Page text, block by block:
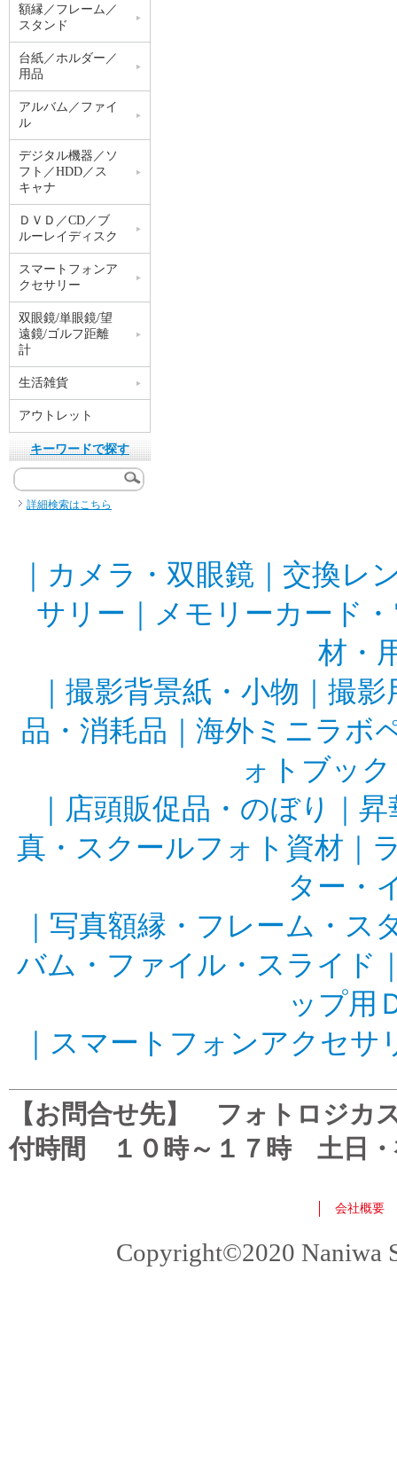
額縁／フレーム／
スタンド
台紙／ホルダー／
用品
アルバム／ファイ
ル
デジタル機器／ソ
フト／HDD／ス
キャナ
ＤＶＤ／CD／ブ
ルーレイディスク
スマートフォンア
クセサリー
双眼鏡/単眼鏡/望
遠鏡/ゴルフ距離
計
生活雑貨
アウトレット
キーワードで探す
詳細検索はこちら
カメラ・双眼鏡
交換レ
サリー
メモリーカード
材・
撮影背景紙・小物
撮影
品・消耗品
海外ミニラボ
ォトブッ
店頭販促品・のぼり
昇
真・スクールフォト資材
ター・
写真額縁・フレーム・ス
バム・ファイル・スライド
ップ用
スマートフォンアクセサ
【お問合せ先】 フォトロジ
付時間 １０時～１７時 土日・
会社概要
Copyright©2020 Naniwa